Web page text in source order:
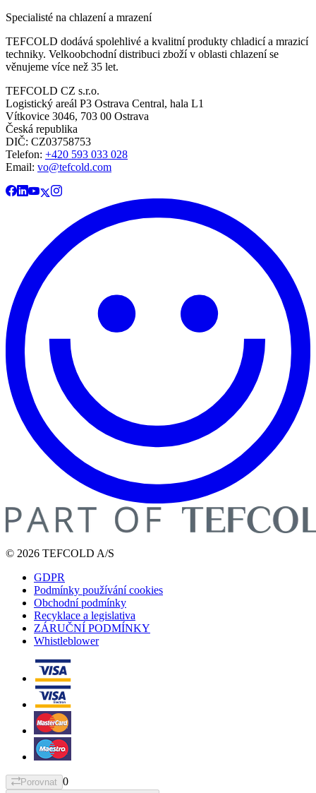
Specialisté na chlazení a mrazení
TEFCOLD dodává spolehlivé a kvalitní produkty chladicí a mrazicí
techniky. Velkoobchodní distribuci zboží v oblasti chlazení se
věnujeme více než 35 let.
TEFCOLD CZ s.r.o.
Logistický areál P3 Ostrava Central, hala L1
Vítkovice 3046, 703 00 Ostrava
Česká republika
DIČ: CZ03758753​​​​​​
Telefon: +420 593 033 028
Email: vo@tefcold.com
© 2026 TEFCOLD A/S
GDPR
Podmínky používání cookies
Obchodní podmínky
Recyklace a legislativa
ZÁRUČNÍ PODMÍNKY
Whistleblower
Porovnat 0